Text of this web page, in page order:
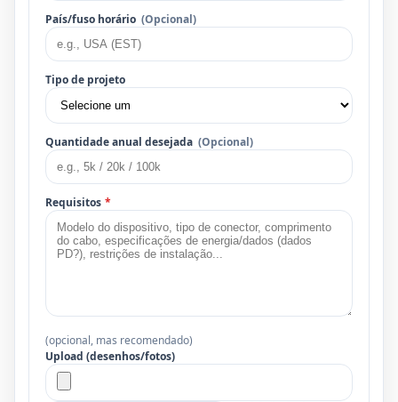
País/fuso horário (Opcional)
Tipo de projeto
Quantidade anual desejada (Opcional)
Requisitos *
(opcional, mas recomendado)
Upload (desenhos/fotos)